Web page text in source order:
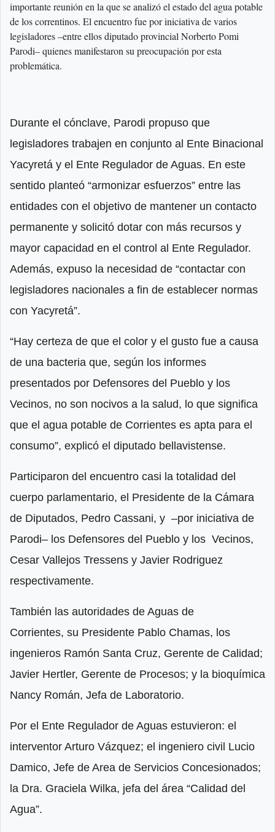
importante reunión en la que se analizó el estado del agua potable
de los correntinos. El encuentro fue por iniciativa de varios
legisladores –entre ellos diputado provincial Norberto Pomi
Parodi– quienes manifestaron su preocupación por esta
problemática.
Durante el cónclave, Parodi propuso que
legisladores trabajen en conjunto al Ente Binacional
Yacyretá y el Ente Regulador de Aguas. En este
sentido planteó “armonizar esfuerzos” entre las
entidades con el objetivo de mantener un contacto
permanente y solicitó dotar con más recursos y
mayor capacidad en el control al Ente Regulador.
Además, expuso la necesidad de “contactar con
legisladores nacionales a fin de establecer normas
con Yacyretá”.
“Hay certeza de que el color y el gusto fue a causa
de una bacteria que, según los informes
presentados por Defensores del Pueblo y los
Vecinos, no son nocivos a la salud, lo que significa
que el agua potable de Corrientes es apta para el
consumo”, explicó el diputado bellavistense.
Participaron del encuentro casi la totalidad del
cuerpo parlamentario, el Presidente de la Cámara
de Diputados, Pedro Cassani, y –por iniciativa de
Parodi– los Defensores del Pueblo y los Vecinos,
Cesar Vallejos Tressens y Javier Rodriguez
respectivamente.
También las autoridades de Aguas de
Corrientes, su Presidente Pablo Chamas, los
ingenieros Ramón Santa Cruz, Gerente de Calidad;
Javier Hertler, Gerente de Procesos; y la bioquímica
Nancy Román, Jefa de Laboratorio.
Por el Ente Regulador de Aguas estuvieron: el
interventor Arturo Vázquez; el ingeniero civil Lucio
Damico, Jefe de Area de Servicios Concesionados;
la Dra. Graciela Wilka, jefa del área “Calidad del
Agua”.